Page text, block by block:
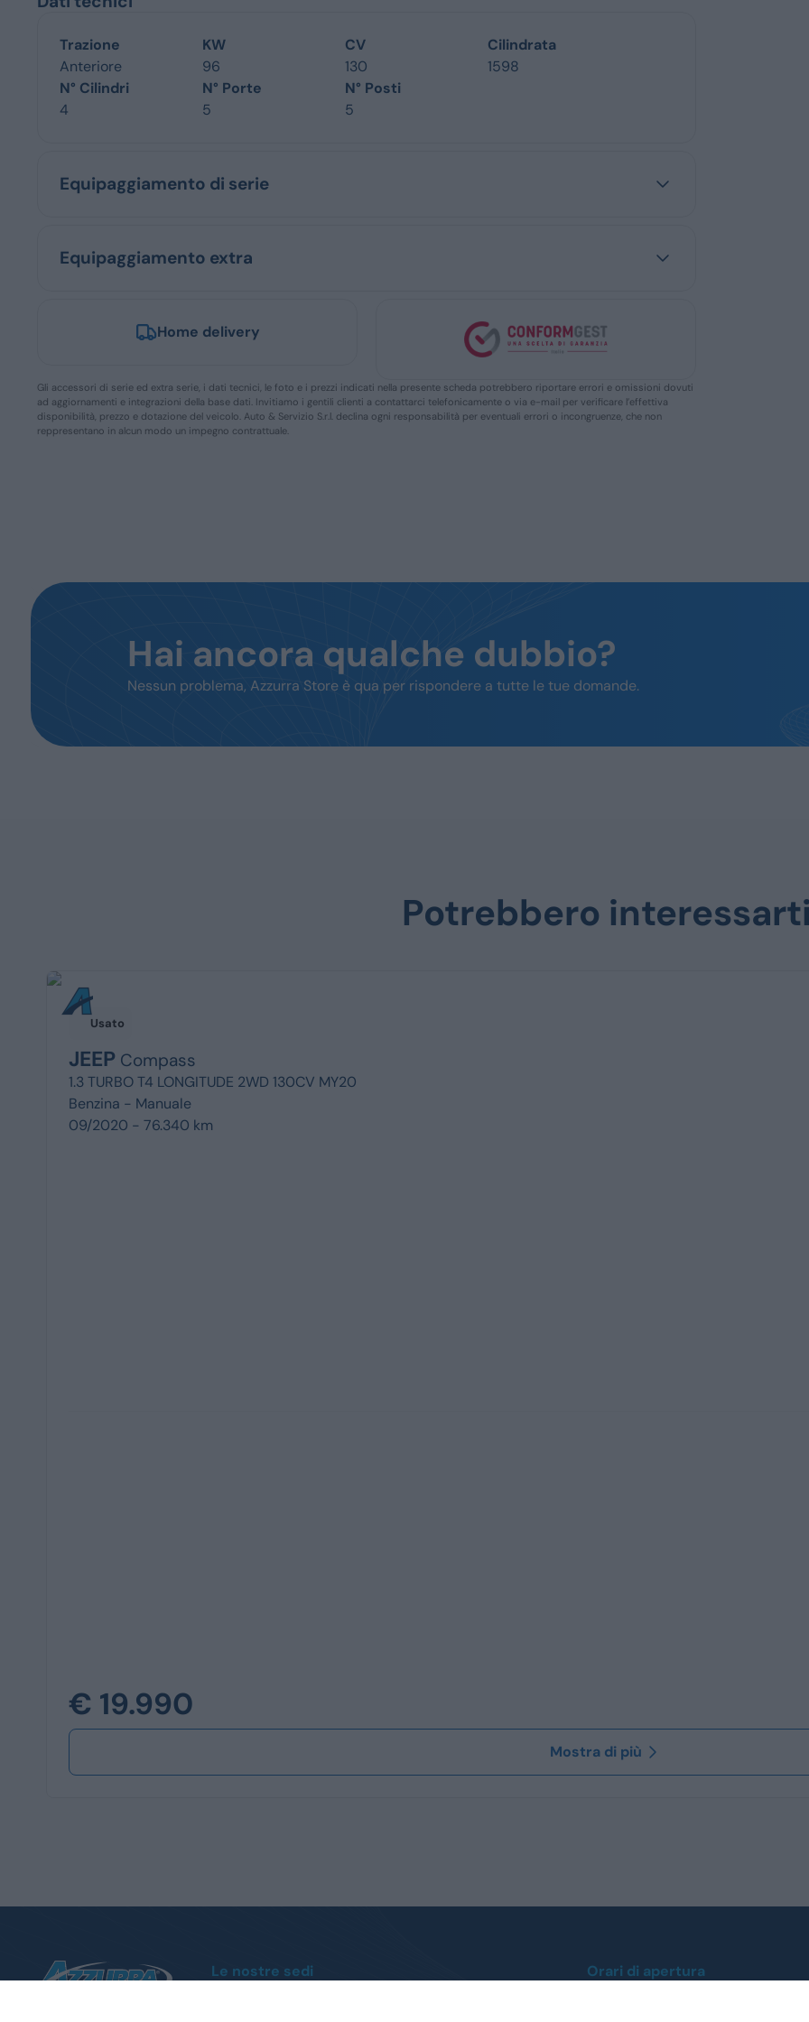
Trazione
Anteriore
KW
96
CV
130
Cilindrata
1598
N° Cilindri
4
N° Porte
5
N° Posti
5
Equipaggiamento di serie
Equipaggiamento extra
Home delivery
Gli accessori di serie ed extra serie, i dati tecnici, le foto e i prezzi indicati nella presente scheda potrebbero riportare errori e omissioni dovuti
ad aggiornamenti e integrazioni della base dati. Invitiamo i gentili clienti a contattarci telefonicamente o via e-mail per verificare l’effettiva
disponibilità, prezzo e dotazione del veicolo. Auto & Servizio S.r.l. declina ogni responsabilità per eventuali errori o incongruenze, che non
reppresentano in alcun modo un impegno contrattuale.
Hai ancora qualche dubbio?
Nessun problema, Azzurra Store è qua per rispondere a tutte le tue domande.
Potrebbero
Usato
JEEP Compass
1.3 TURBO T4 LONGITUDE 2WD 130CV MY20
Benzina - Manuale
09/2020 - 76.340 km
€ 19.990
Mostra di più
Le nostre sedi Orari di apertura